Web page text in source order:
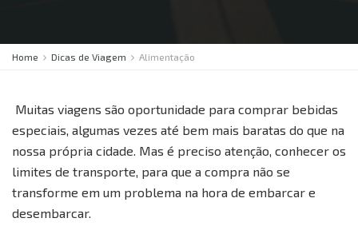
Home Dicas de Viagem Alimentação
Muitas viagens são oportunidade para comprar bebidas
especiais, algumas vezes até bem mais baratas do que na
nossa própria cidade. Mas é preciso atenção, conhecer os
limites de transporte, para que a compra não se
transforme em um problema na hora de embarcar e
desembarcar.